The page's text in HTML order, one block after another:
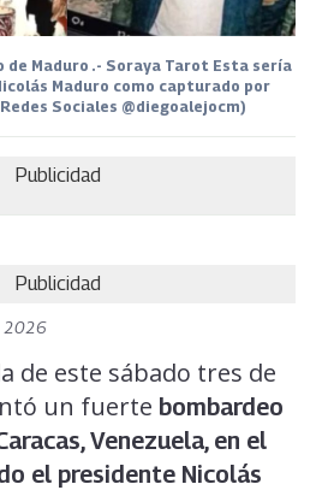
Maduro .- Soraya Tarot Esta sería
Maduro como capturado por
Sociales @diegoalejocm)
Publicidad
Publicidad
2026
de este sábado tres de
un fuerte bombardeo
Venezuela, en el
el presidente Nicolás